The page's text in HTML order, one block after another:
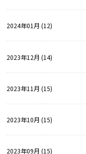
2024年01月 (12)
2023年12月 (14)
2023年11月 (15)
2023年10月 (15)
2023年09月 (15)